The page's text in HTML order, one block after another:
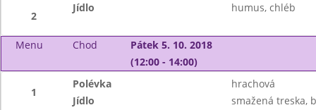
2
Jídlo humus, chléb
Menu Chod
Pátek 5. 10. 2018
(12:00 - 14:00)
1
Polévka
hrachová
Jídlo
smažená treska,